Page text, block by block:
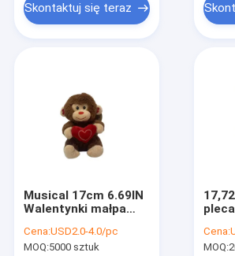
Aktualności
Świąteczne zabawki pluszowe
Nagrywanie pluszowej zabawki
Pluszowa zabawka wielkanocna
Skontaktuj się teraz
Musical 17cm 6.69IN
Walentynki małpa
EMC
Cena:USD2.0-4.0/pc
MOQ:5000 sztuk
Cena:
MOQ: